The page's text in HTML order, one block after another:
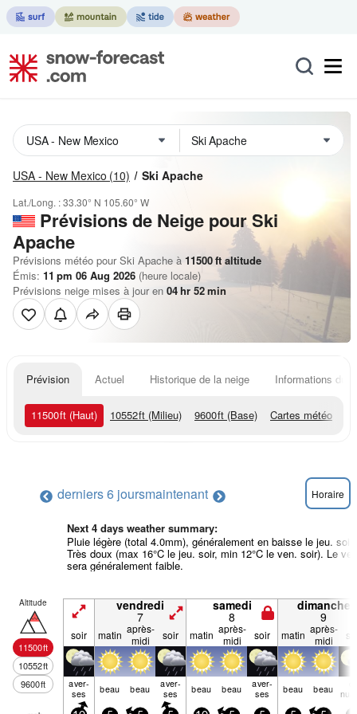
USA - New Mexico (10) Ski Apache
Lat./Long. :33.30° N 105.60° W
Prévisions de Neige pour Ski
Apache
Prévisions météo pour Ski Apache à 11500ft altitude
Émis: 11 pm 06 Aug 2026 (heure locale)
Prévisions neige mises à jour en 04hr 52min
Prévision Actuel Historique de la neige Informations du
11500ft (Haut) 10552ft (Milieu) 9600ft (Base) Cartes météo
derniers 6 joursmaintenant Horaire
Next 4 days weather summary:
Pluie légère (total 4.0mm), généralement en baisse le jeu. soir.
Très doux (max 16°C le jeu. soir, min 12°C le ven. soir). Le
sera généralement faible.
Altitude
11500ft
10552ft
9600ft
vendredi
7
samedi
8
dimanche
9
soir matin après-
midi
soir matin après-
midi
soir matin après-
midi
aver­
ses beau beau aver­
ses beau beau aver­
ses beau beau